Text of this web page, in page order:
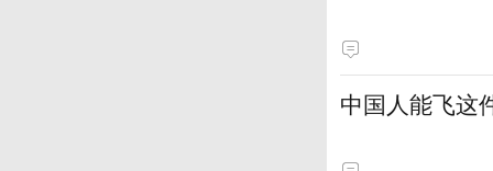
中国人能飞这